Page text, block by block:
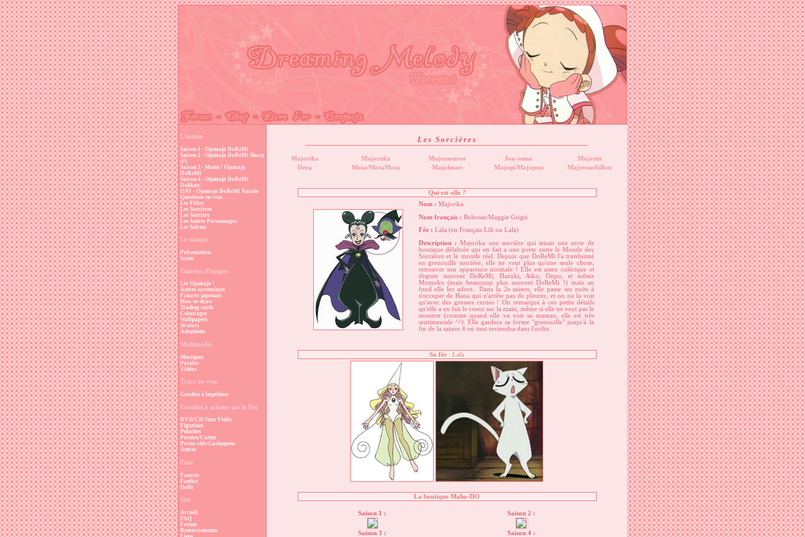
L'anime
Saison 1 - Ojamajo DoReMi
Saison 2 - Ojamajo DoReMi Sharp
(#)
Saison 3 - Motto ! Ojamajo
DoReMi
Saison 4 - Ojamajo DoReMi
Dokkan !
OAV - Ojamajo DoReMi Naisho
Questions en vrac
Les Filles
Les Sorcières
Les Sorciers
Les Autres Personnages
Les Seiyuu
Le manga
Présentation
Scans
Galeries d'images
Les Ojamajo !
Autres screenshots
Fanarts japonais
How-to-draw
Trading cards
Coloriages
Wallpapers
Avatars
Adoptions
Multimédia
Musiques
Paroles
Vidéos
Trucs en vrac
Goodies à imprimer
Goodies à acheter sur le Net
DVD/CD/Jeux Vidéo
Figurines
Peluches
Posters/Cartes
Portes-clés/Gashapons
Autres
Fans
Fanarts
Fanfics
Dolls
Site
Accueil
FAQ
Forum
Remerciements
Les Sorcières
Majorika Majoruka Majomonroe Jou-sama
Majorin
Dera
Mota/MotaMota Majoheart Majopi/Majopon Majotourbillon
Qui est-elle ?
Nom : Majorika
Nom français : Bobosse/Maggie Grigri
Fée : Lala (en Français Lili ou Lala)
Description :Majorika une sorcière qui tenait une sorte de
boutique délabrée qui en fait a une porte entre le Monde des
Sorcières et le monde réel. Depuis que DoReMi l'a tranformé
en grenouille sorcière, elle ne veut plus qu'une seule chose,
retrouver son apparence normale ! Elle est assez colérique et
dispute souvent DoReMi, Hazuki, Aiko, Onpu, et même
Momoko (mais beaucoup plus souvent DoReMi !) mais au
fond elle les adore.. Dans la 2e saison, elle passe ses nuits à
s'occuper de Hana qui n'arrête pas de pleurer, et on na la voit
qu'avec des grosses cernes ! On remarque à ces petits détails
qu'elle a en fait le coeur sur la main, même si elle ne veut pas le
montrer (comme quand elle va voir sa maman, elle est très
sentimentale ^^). Elle gardera sa forme "grenouille" jusqu'à la
fin de la saison 4 où tout reviendra dans l'ordre.
Sa fée : Lala
La boutique Maho-DO
Saison 1 : Saison 2 :
Saison 3 : Saison 4 :